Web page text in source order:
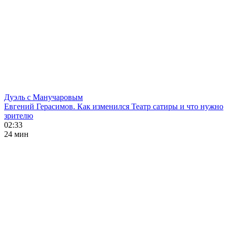
Дуэль с Манучаровым
Евгений Герасимов. Как изменился Театр сатиры и что нужно
зрителю
02:33
24 мин